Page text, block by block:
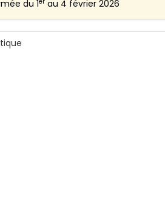
du 1 au 4 février 2026